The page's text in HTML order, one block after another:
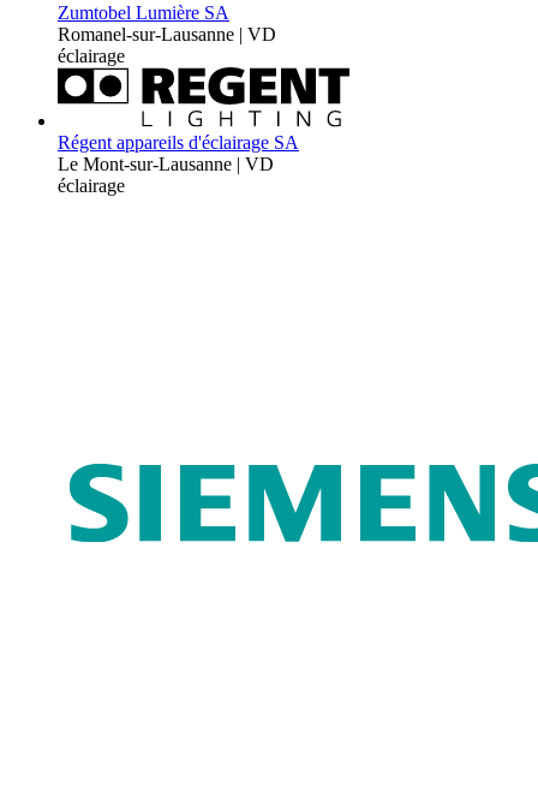
Zumtobel Lumière SA
Romanel-sur-Lausanne | VD
éclairage
Régent appareils d'éclairage SA
Le Mont-sur-Lausanne | VD
éclairage